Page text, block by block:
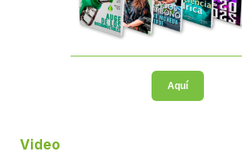
Aquí
Video